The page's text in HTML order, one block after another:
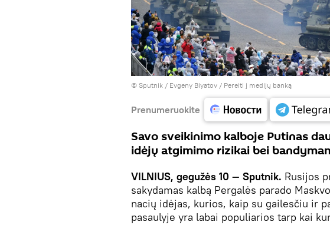
© Sputnik / Evgeny Biyatov / Pereiti į medijų banką
Prenumeruokite
Savo sveikinimo kalboje Putinas
idėjų atgimimo rizikai bei
VILNIUS, gegužės 10 — Sputnik. Rusijos
sakydamas kalbą Pergalės parado
nacių idėjas, kurios, kaip su gailesčiu ir
pasaulyje yra labai populiarios tarp kai